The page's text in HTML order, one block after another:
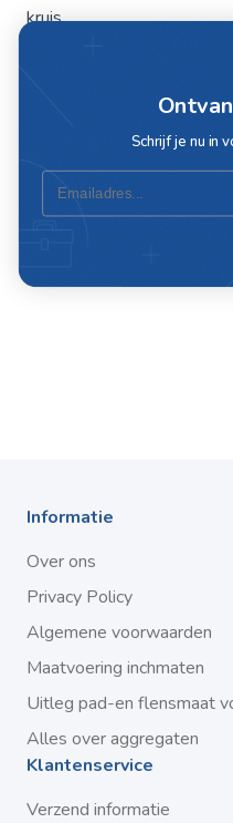
kruis
Specificaties
Artikelnummer
Informatie
Over ons
Privacy Policy
Algemene voorwaarden
Maatvoering inchmaten
Uitleg pad-en flensmaat
Alles over aggregaten
Klantenservice
Verzend informatie
Schrijf je nu in
Email